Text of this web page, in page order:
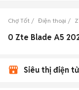
Chợ Tốt Điện thoại
Siêu thị điện tử